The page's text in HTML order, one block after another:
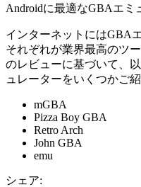
Androidに最適なGBAエミ
インターネットにはGBA
それぞれが業界最高のツ
のレビューに基づいて、
ュレーターをいくつかご
mGBA
Pizza Boy GBA
Retro Arch
John GBA
emu
シェア: